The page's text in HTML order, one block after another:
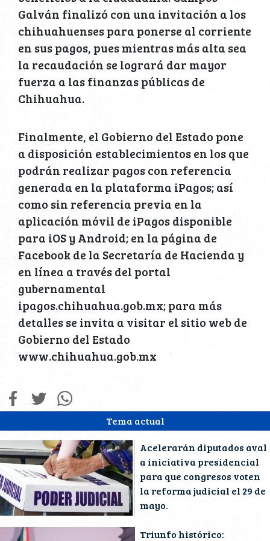
Tema actual
Acelerarán diputados aval
a iniciativa presidencial
para que congresos voten
la reforma judicial el 29 de
mayo.
Triunfo histórico:
Galván finalizó con una invitación a los
chihuahuenses para ponerse al corriente
en sus pagos, pues mientras más alta sea
la recaudación se logrará dar mayor
fuerza a las finanzas públicas de
Chihuahua.
Finalmente, el Gobierno del Estado pone
a disposición establecimientos en los que
podrán realizar pagos con referencia
generada en la plataforma iPagos; así
como sin referencia previa en la
aplicación móvil de iPagos disponible
para iOS y Android; en la página de
Facebook de la Secretaría de Hacienda y
en línea a través del portal
gubernamental
ipagos.chihuahua.gob.mx; para más
detalles se invita a visitar el sitio web de
Gobierno del Estado
www.chihuahua.gob.mx